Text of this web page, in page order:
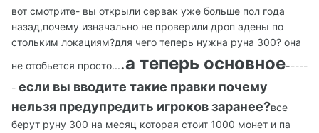
вот смотрите- вы открыли сервак уже больше пол года
назад,почему изначально не проверили дроп адены по
стольким локациям?для чего теперь нужна руна 300? она
не отобьется просто....а теперь основное-----
- если вы вводите такие правки почему
нельзя предупредить игроков заранее?все
берут руну 300 на месяц которая стоит 1000 монет и па